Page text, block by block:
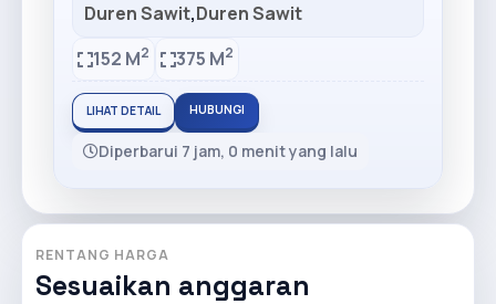
Duren Sawit,Duren Sawit
152 M2 375 M2
LIHAT DETAIL HUBUNGI
Diperbarui 7 jam, 0 menit yang lalu
RENTANG HARGA
Sesuaikan anggaran